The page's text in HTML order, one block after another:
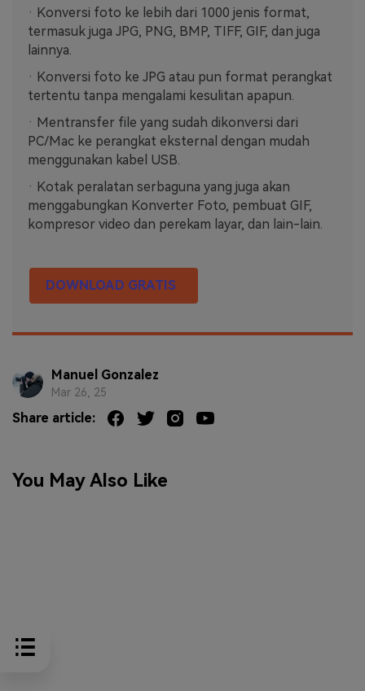
· Konversi foto ke lebih dari 1000 jenis format,
termasuk juga JPG, PNG, BMP, TIFF, GIF, dan juga
lainnya.
· Konversi foto ke JPG atau pun format perangkat
tertentu tanpa mengalami kesulitan apapun.
· Mentransfer file yang sudah dikonversi dari
PC/Mac ke perangkat eksternal dengan mudah
menggunakan kabel USB.
· Kotak peralatan serbaguna yang juga akan
menggabungkan Konverter Foto, pembuat GIF,
kompresor video dan perekam layar, dan lain-lain.
DOWNLOAD GRATIS
Manuel Gonzalez
Mar 26, 25
Share article:
You May Also Like